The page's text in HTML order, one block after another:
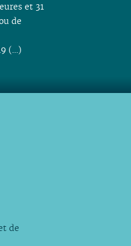
et 31
de
(…)
de